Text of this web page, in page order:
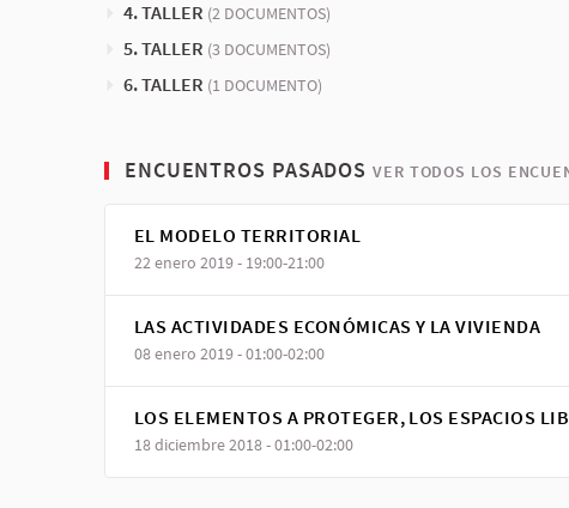
4. TALLER (2 DOCUMENTOS)
5. TALLER (3 DOCUMENTOS)
6. TALLER (1 DOCUMENTO)
ENCUENTROS PASADOS VER TODOS LOS
EL MODELO TERRITORIAL
22 enero 2019 - 19:00-21:00
LAS ACTIVIDADES ECONÓMICAS Y LA VIVIENDA
08 enero 2019 - 01:00-02:00
LOS ELEMENTOS A PROTEGER, LOS ESPACIOS
18 diciembre 2018 - 01:00-02:00